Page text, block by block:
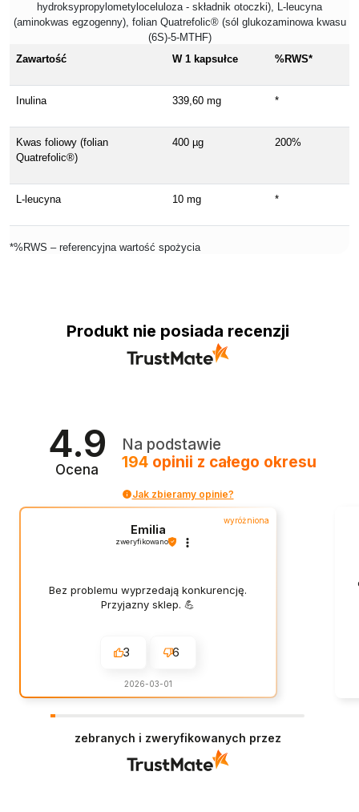
hydroksypropylometyloceluloza - składnik otoczki), L-leucyna
(aminokwas egzogenny), folian Quatrefolic® (sól glukozaminowa kwasu
(6S)-5-MTHF)
Zawartość
W 1 kapsułce %RWS*
Inulina 339,60 mg *
Kwas foliowy (folian
Quatrefolic®)
400 µg 200%
L-leucyna 10 mg *
*%RWS – referencyjna wartość spożycia
Produkt nie posiada recenzji
4.9
Ocena
Na podstawie
194opinii z całego okresu
Jak zbieramy opinie?
wyróżniona
Emilia
zweryfikowano
Bez problemu wyprzedają konkurencję.
Przyjazny sklep. 💪
3 6
2026-03-01
zebranych i zweryfikowanych przez